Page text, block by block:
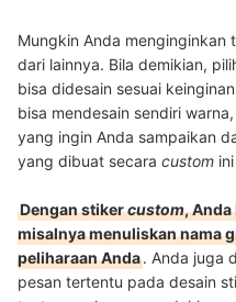
Mungkin Anda menginginkan
dari lainnya. Bila demikian,
bisa didesain sesuai
bisa mendesain sendiri
yang ingin Anda sampaikan
yang dibuat secara custom
Dengan stikercustom,
misalnya menuliskan nama
peliharaan Anda. Anda juga
pesan tertentu pada desain